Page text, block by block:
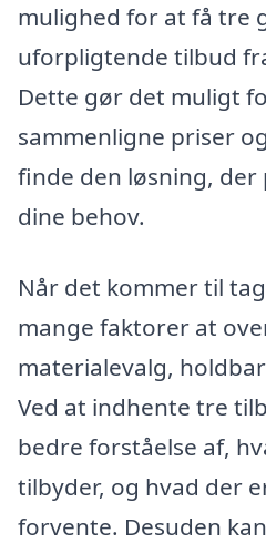
mulighed for at få tre
uforpligtende tilbud
Dette gør det muligt
sammenligne priser
finde den løsning, der
dine behov.
Når det kommer til
mange faktorer at
materialevalg,
Ved at indhente tre
bedre forståelse af,
tilbyder, og hvad der
forvente. Desuden